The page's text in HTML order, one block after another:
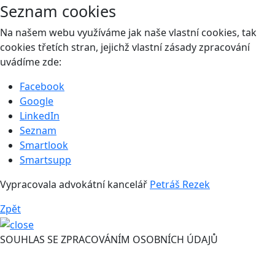
Seznam cookies
Na našem webu využíváme jak naše vlastní cookies, tak
cookies třetích stran, jejichž vlastní zásady zpracování
uvádíme zde:
Facebook
Google
LinkedIn
Seznam
Smartlook
Smartsupp
Vypracovala advokátní kancelář Petráš Rezek
Zpět
SOUHLAS SE ZPRACOVÁNÍM OSOBNÍCH ÚDAJŮ